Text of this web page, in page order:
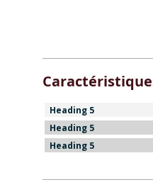
Heading 5
Heading 5
Heading 5